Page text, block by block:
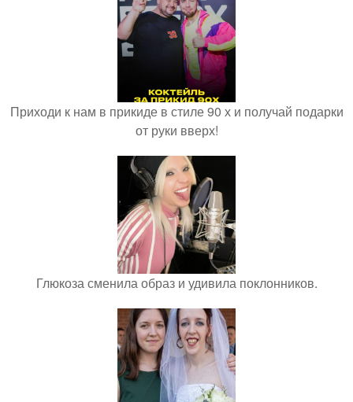
Приходи к нам в прикиде в стиле 90 х и получай подарки
от руки вверх!
Глюкоза сменила образ и удивила поклонников.